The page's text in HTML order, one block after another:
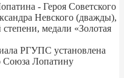
- Героя Советского
Невского (дважды),
медали «Золотая
РГУПС установлена
Союза Лопатину